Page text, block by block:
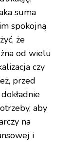
suma
spokojną
że
od wielu
czy
przed
aby
na
i